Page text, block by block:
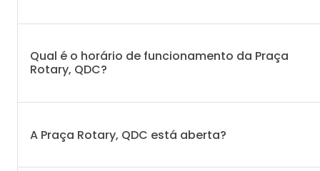
Qual é o horário de funcionamento da Praça
Rotary, QDC?
A Praça Rotary, QDC está aberta?